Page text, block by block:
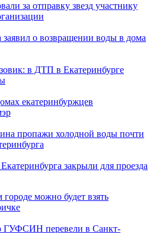
за отправку звезд участнику
заявил о возвращении воды в дома
в ДТП в Екатеринбурге
екатеринбуржцев
пропажи холодной воды почти
закрыли для проезда
можно будет взять
ГУФСИН перевели в Санкт-